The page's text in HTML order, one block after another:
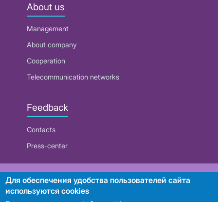
About us
Management
About company
Cooperation
Telecommunication networks
Feedback
Contacts
Press-center
RUE "Beltelecom"
Для обеспечения удобства пользователей сайта
используются cookies